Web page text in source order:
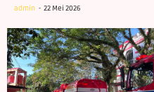
admin 22 Mei 2026